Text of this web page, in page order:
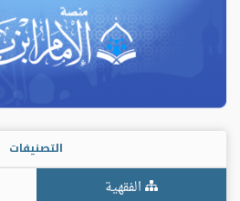
التصنيفات
الفقهية